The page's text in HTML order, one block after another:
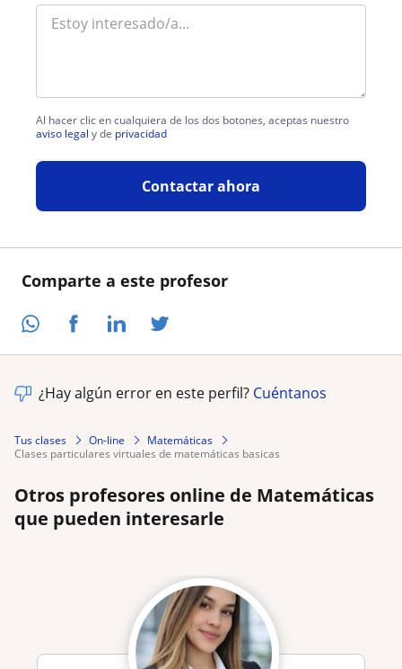
Comparte a este profesor
Al hacer clic en cualquiera de los dos botones, aceptas nuestro
aviso legal y de privacidad
Contactar ahora
¿Hay algún error en este perfil? Cuéntanos
Tus clases On-line
Matemáticas
clases particulares virtuales de matemáticas basicas
Otros profesores online de Matemáticas
que pueden interesarle